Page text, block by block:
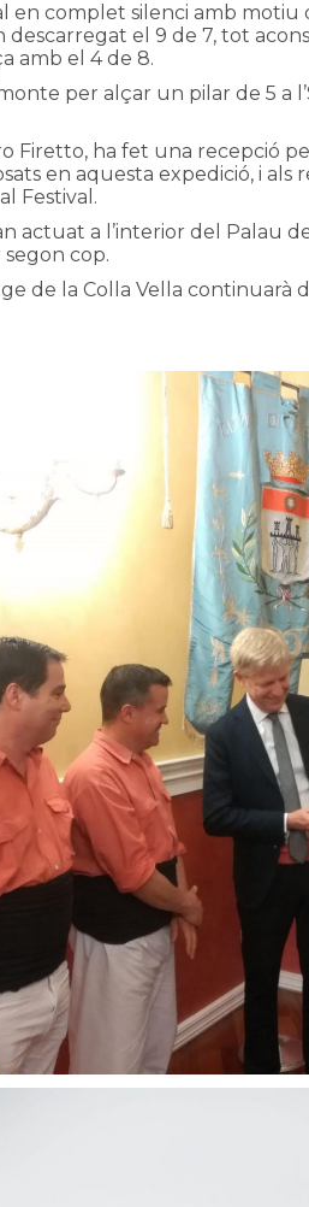
en complet silenci amb
el 9 de 7, tot
amb el 4 de 8.
per alçar un pilar de 5
Firetto, ha fet una recepció
en aquesta expedició, i als
Festival.
actuat a l’interior del Palau
cop.
de la Colla Vella